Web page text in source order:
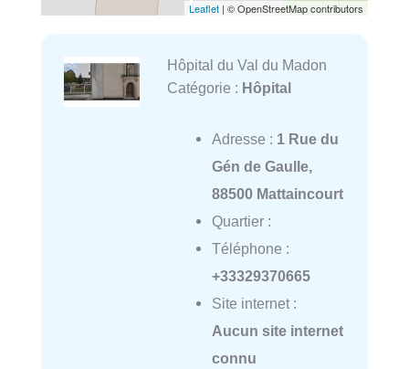
Leaflet | © OpenStreetMap contributors
Hôpital du Val du Madon
Catégorie : Hôpital
Adresse : 1 Rue du
Gén de Gaulle,
88500 Mattaincourt
Quartier :
Téléphone :
+33329370665
Site internet :
Aucun site internet
connu